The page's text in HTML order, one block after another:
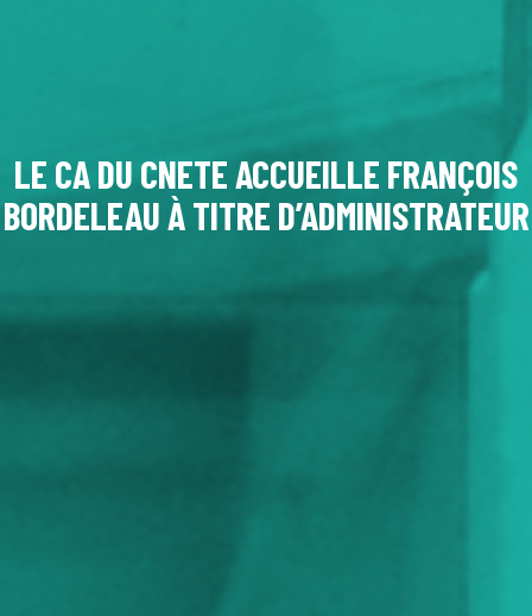
LE CA DU CNETE ACCUEILLE FRANÇOIS
BORDELEAU À TITRE D’ADMINISTRATEUR